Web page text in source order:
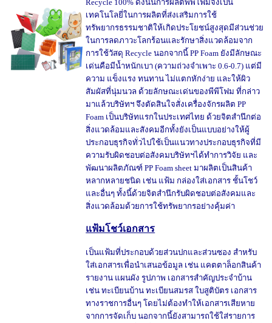
Recycle 100% ดังนั้นการผลิตพีพีโฟมจึงเป็น
เทคโนโลยี่ในการผลิตที่ส่งเสริมการใช้
ทรัพยากรธรรมชาติให้เกิดประโยชน์สูงสุดมีส่วนช่วย
ในการลดภาวะโลกร้อนและรักษาสิ่งแวดล้อมจาก
การใช้วัสดุ Recycle นอกจากนี้ PP Foam ยังมีลักษณะ
เด่นคือมีน้ำหนักเบา (ความถ่วงจำเพาะ 0.6-0.7) แต่มี
ความ แข็งแรง ทนทาน ไม่แตกหักง่าย และให้ผิว
สัมผัสที่นุ่มนวล ด้วยลักษณะเด่นของพีพีโฟม ที่กล่าว
มาแล้วบริษัทฯ จึงตัดสินใจสั่งเครื่องจักรผลิต PP
Foam เป็นบริษัทแรกในประเทศไทย ด้วยจิตสำนึกต่อ
สิ่งแวดล้อมและสังคมอีกทั้งยังเป็นแบบอย่างให้ผู้
ประกอบธุรกิจทั่วไปใช้เป็นแนวทางประกอบธุรกิจที่มี
ความรับผิดชอบต่อสังคมบริษัทฯได้ทำการวิจัย และ
พัฒนาผลิตภัณฑ์ PP Foam sheet มาผลิตเป็นสินค้า
หลากหลายชนิด เช่น แฟ้ม กล่องใส่เอกสาร ชั้นโชว์
และอื่นๆ ทั้งนี้ด้วยจิตสำนึกรับผิดชอบต่อสังคมและ
สิ่งแวดล้อมด้วยการใช้ทรัพยากรอย่างคุ้มค่า
แฟ้มโชว์เอกสาร
เป็นแฟ้มที่ประกอบด้วยส่วนปกและส่วนซอง สำหรับ
ใส่เอกสารเพื่อนำเสนอข้อมูล เช่น แคตตาล็อกสินค้า
รายงาน แผนผัง รูปภาพ เอกสารสำคัญประจำบ้าน
เช่น ทะเบียนบ้าน ทะเบียนสมรส ใบสูติบัตร เอกสาร
ทางราชการอื่นๆ โดยไม่ต้องทำให้เอกสารเสียหาย
จากการจัดเก็บ นอกจากนี้ยังสามารถใช้ใส่รายการ